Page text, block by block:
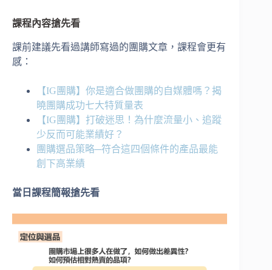
課程內容搶先看
課前建議先看過講師寫過的團購文章，課程會更有
感：
【IG團購】你是適合做團購的自媒體嗎？揭
曉團購成功七大特質量表
【IG團購】打破迷思！為什麼流量小、追蹤
少反而可能業績好？
團購選品策略─符合這四個條件的產品最能
創下高業績
當日課程簡報搶先看